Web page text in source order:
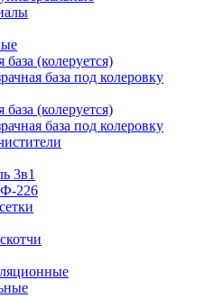
база (колеруется)
база под колеровку
база (колеруется)
база под колеровку
3в1
226